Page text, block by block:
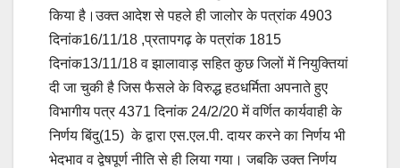
किया है।उक्त आदेश से पहले ही जालोर के पत्रांक 4903
दिनांक16/11/18 ,प्रतापगढ़ के पत्रांक 1815
दिनांक13/11/18 व झालावाड़ सहित कुछ जिलों में नियुक्तियां
दी जा चुकी है जिस फैसले के विरुद्ध हठधर्मिता अपनाते हुए
विभागीय पत्र 4371 दिनांक 24/2/20 में वर्णित कार्यवाही के
निर्णय बिंदु(15) के द्वारा एस.एल.पी. दायर करने का निर्णय भी
भेदभाव व द्वेषपूर्ण नीति से ही लिया गया। जबकि उक्त निर्णय